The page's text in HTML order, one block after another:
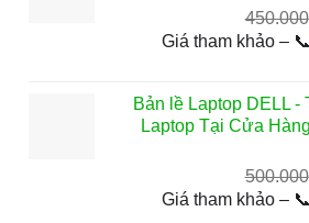
450.000
Giá tham khảo –
Bản lề Laptop DELL -
Laptop Tại Cửa
500.000
Giá tham khảo –